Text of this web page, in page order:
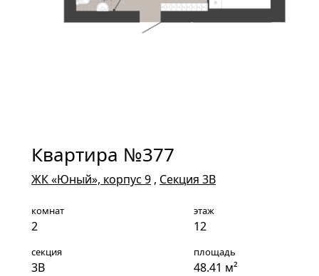
Квартира №377
ЖК «Юный», корпус 9 , Секция 3В
комнат
2
этаж
12
секция
3В
площадь
48.41 м²